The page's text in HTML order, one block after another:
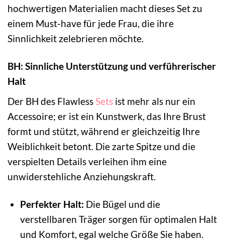
hochwertigen Materialien macht dieses Set zu
einem Must-have für jede Frau, die ihre
Sinnlichkeit zelebrieren möchte.
BH: Sinnliche Unterstützung und verführerischer
Halt
Der BH des FlawlessSets ist mehr als nur ein
Accessoire; er ist ein Kunstwerk, das Ihre Brust
formt und stützt, während er gleichzeitig Ihre
Weiblichkeit betont. Die zarte Spitze und die
verspielten Details verleihen ihm eine
unwiderstehliche Anziehungskraft.
Perfekter Halt: Die Bügel und die
verstellbaren Träger sorgen für optimalen Halt
und Komfort, egal welche Größe Sie haben.